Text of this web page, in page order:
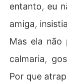
entanto, eu
amiga,
Mas ela não
calmaria,
Por que